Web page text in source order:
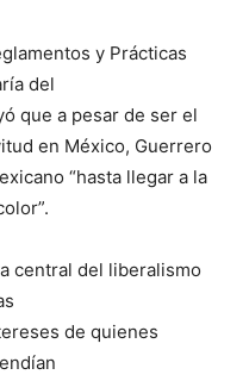
y Prácticas
del
que a pesar de ser el
en México, Guerrero
“hasta llegar a la
central del liberalismo
de quienes